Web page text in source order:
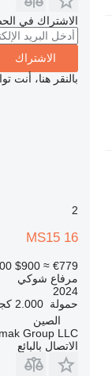
الاشتراك في
الاشتراك
بالنقر هنا، أنت
2
MS15 16
$900 ≈ €779
مرفاع شوكي
2024
حمولة 2.000 كجم
الصين
Group LLC
الاتصال بالبائع